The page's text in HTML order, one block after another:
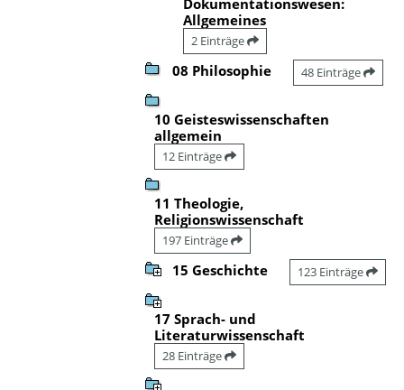
Allgemeines
2 Einträge
08 Philosophie 48 Einträge
10 Geisteswissenschaften
allgemein
12 Einträge
11 Theologie,
Religionswissenschaft
197 Einträge
15 Geschichte 123 Einträge
17 Sprach- und
Literaturwissenschaft
28 Einträge